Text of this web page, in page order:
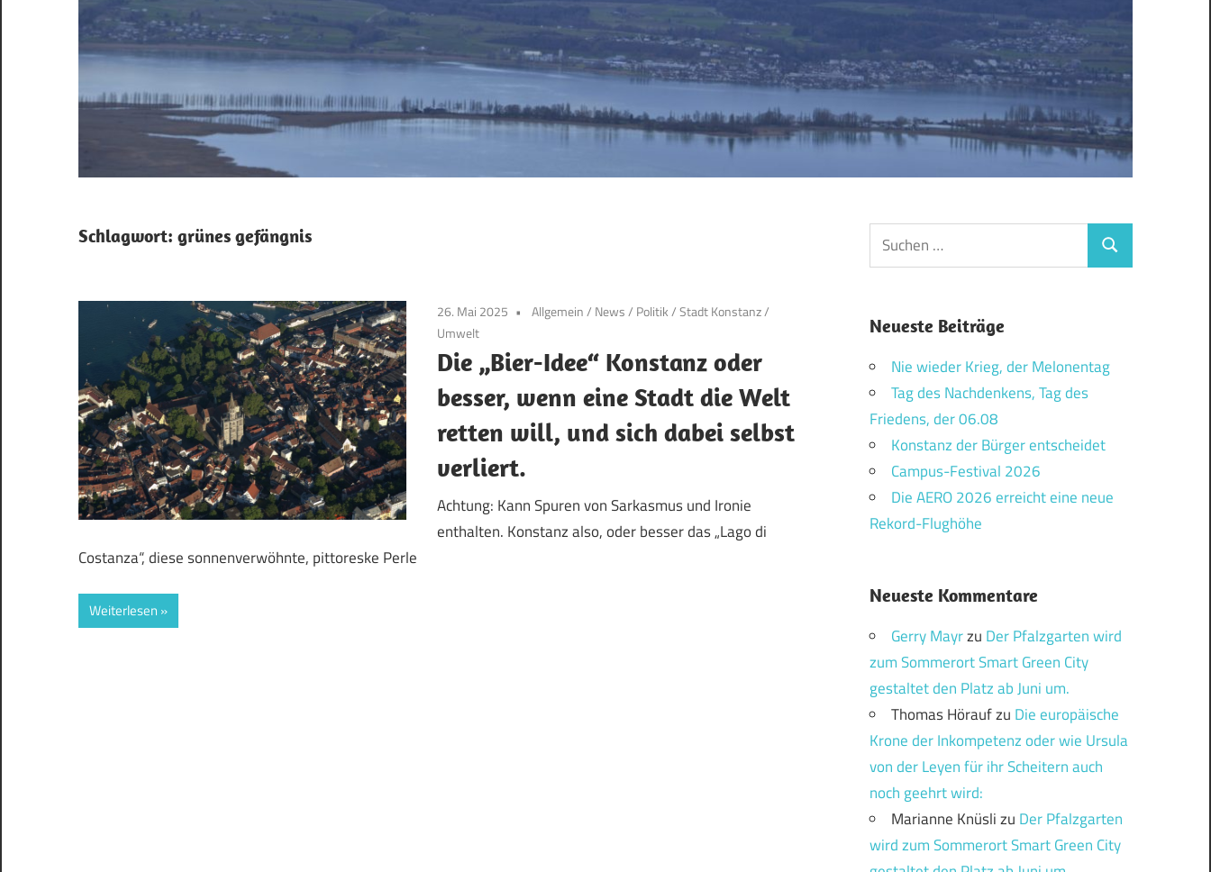
Schlagwort: grünes gefängnis
26. Mai 2025 Allgemein/ News/ Politik/Stadt Konstanz/
Umwelt
Die „Bier-Idee“ Konstanz oder
besser, wenn eine Stadt die Welt
retten will, und sich dabei selbst
verliert.
Achtung: Kann Spuren von Sarkasmus und Ironie
enthalten. Konstanz also, oder besser das „Lago di
Costanza“, diese sonnenverwöhnte, pittoreske Perle
Weiterlesen
Suchen
nach:
Suchen
Neueste Beiträge
Nie wieder Krieg, der Melonentag
Tag des Nachdenkens, Tag des
Friedens, der 06.08
Konstanz der Bürger entscheidet
Campus-Festival 2026
Die AERO 2026 erreicht eine neue
Rekord-Flughöhe
Neueste Kommentare
Gerry Mayrzu Der Pfalzgarten wird
zum Sommerort Smart Green City
gestaltet den Platz ab Juni um.
Thomas Höraufzu Die europäische
Krone der Inkompetenz oder wie Ursula
von der Leyen für ihr Scheitern auch
noch geehrt wird:
Marianne Knüslizu Der Pfalzgarten
wird zum Sommerort Smart Green City